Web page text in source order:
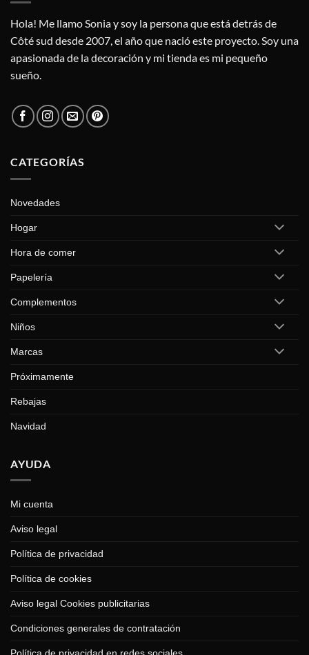
Hola! Me llamo Sonia y soy la persona que está detrás de
Côté sud desde 2007, el año que nació este proyecto. Soy una
apasionada de la decoración y mi tienda es mi pequeño
sueño.
CATEGORÍAS
Novedades
Hogar
Hora de comer
Papelería
Complementos
Niños
Marcas
Próximamente
Rebajas
Navidad
AYUDA
Mi cuenta
Aviso legal
Política de privacidad
Política de cookies
Aviso legal Cookies publicitarias
Condiciones generales de contratación